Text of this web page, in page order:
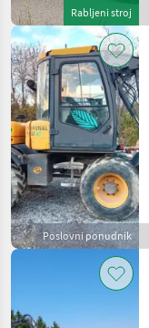
Rabljeni stroj
Poslovni ponudnik